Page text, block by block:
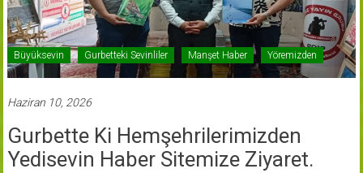
Büyüksevin Gurbetteki Sevinliler Manşet Haber Yöremizden
Haziran 10, 2026
Gurbette Ki Hemşehrilerimizden
Yedisevin Haber Sitemize Ziyaret.